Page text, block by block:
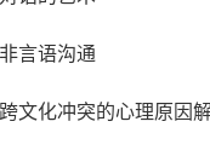
言语沟通
文化冲突的心理原因